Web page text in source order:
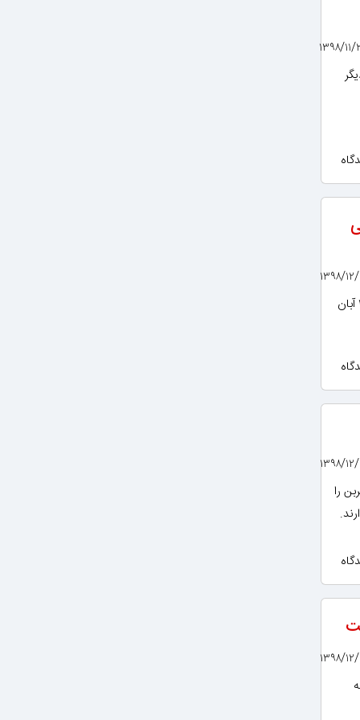
چهارمین همایش و نمایشگاه ملی تجهیزات و مواد آزمایشگاهی صنعت نفت ایران۱۳ و ۱۴ آبان
را